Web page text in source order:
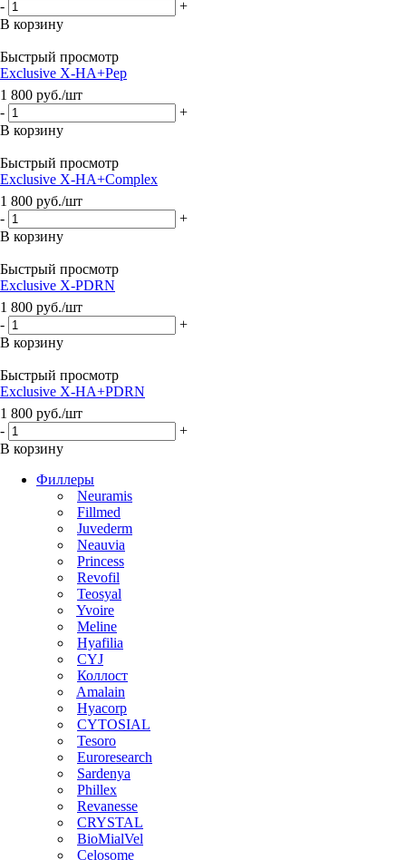
-
+
В корзину
Быстрый просмотр
Exclusive X-HA+Pep
1 800 руб./шт
-
+
В корзину
Быстрый просмотр
Exclusive X-HA+Complex
1 800 руб./шт
-
+
В корзину
Быстрый просмотр
Exclusive X-PDRN
1 800 руб./шт
-
+
В корзину
Быстрый просмотр
Exclusive X-HA+PDRN
1 800 руб./шт
-
+
В корзину
Филлеры
Neuramis
Fillmed
Juvederm
Neauvia
Princess
Revofil
Teosyal
Yvoire
Meline
Hyafilia
CYJ
Коллост
Amalain
Hyacorp
CYTOSIAL
Tesoro
Euroresearch
Sardenya
Phillex
Revanesse
CRYSTAL
BioMialVel
Celosome